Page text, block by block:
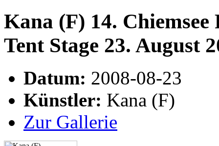
Kana (F) 14. Chiemsee
Tent Stage 23. August
Datum: 2008-08-23
Künstler: Kana (F)
Zur Gallerie